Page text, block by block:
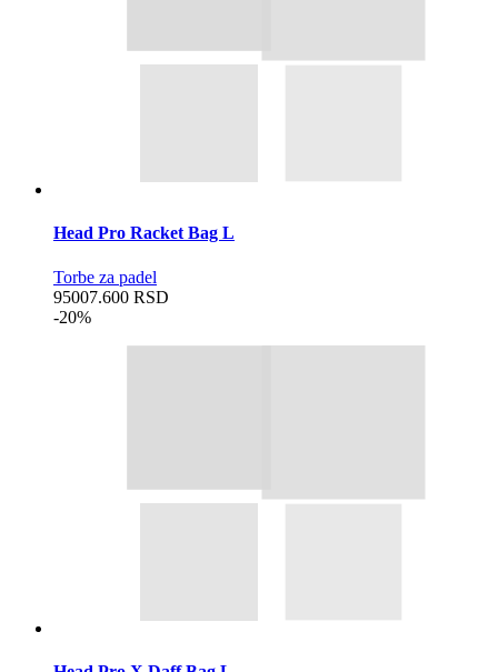
Head Pro Racket Bag L
Torbe za padel
95007.600 RSD
-20%